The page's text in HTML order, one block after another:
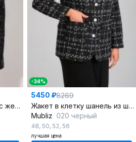
Жакет в стиле Шанель с жемчужными пуговицами
-34%
5450 ₽8269
Жакет в клетку шанель из шерсти и вискозы
Mubliz 020 черный
48, 50, 52, 56
лучшая цена